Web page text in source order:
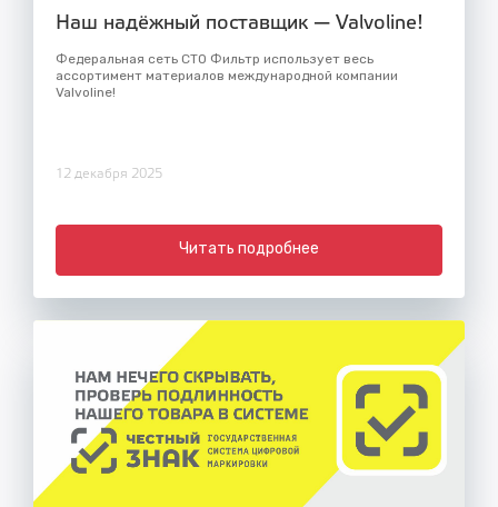
Наш надёжный поставщик — Valvoline!
Федеральная сеть СТО Фильтр использует весь
ассортимент материалов международной компании
Valvoline!
12 декабря 2025
Читать подробнее